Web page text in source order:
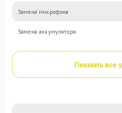
Замена микрофона
Замена аккумулятора
Показать все